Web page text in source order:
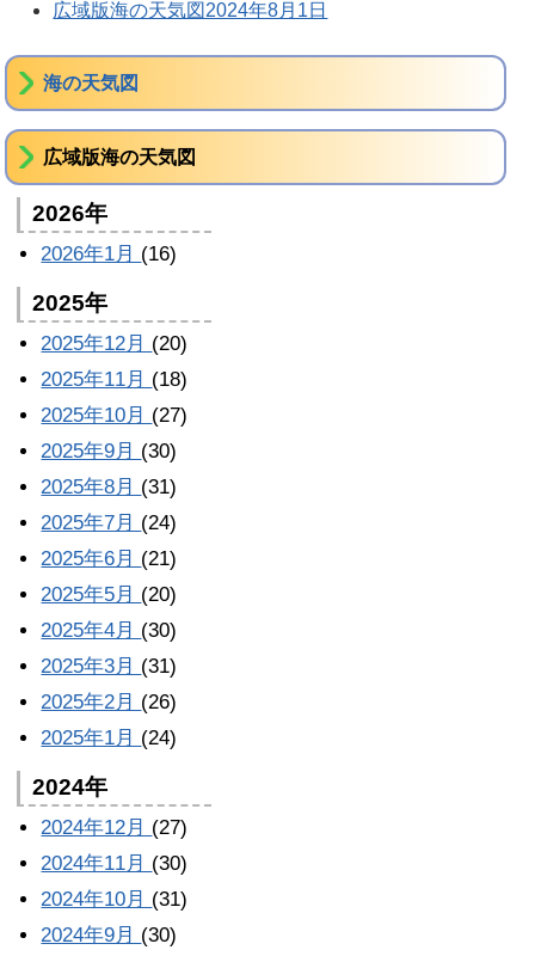
広域版海の天気図2024年8月1日
海の天気図
広域版海の天気図
2026年
2026年1月 (16)
2025年
2025年12月 (20)
2025年11月 (18)
2025年10月 (27)
2025年9月 (30)
2025年8月 (31)
2025年7月 (24)
2025年6月 (21)
2025年5月 (20)
2025年4月 (30)
2025年3月 (31)
2025年2月 (26)
2025年1月 (24)
2024年
2024年12月 (27)
2024年11月 (30)
2024年10月 (31)
2024年9月 (30)